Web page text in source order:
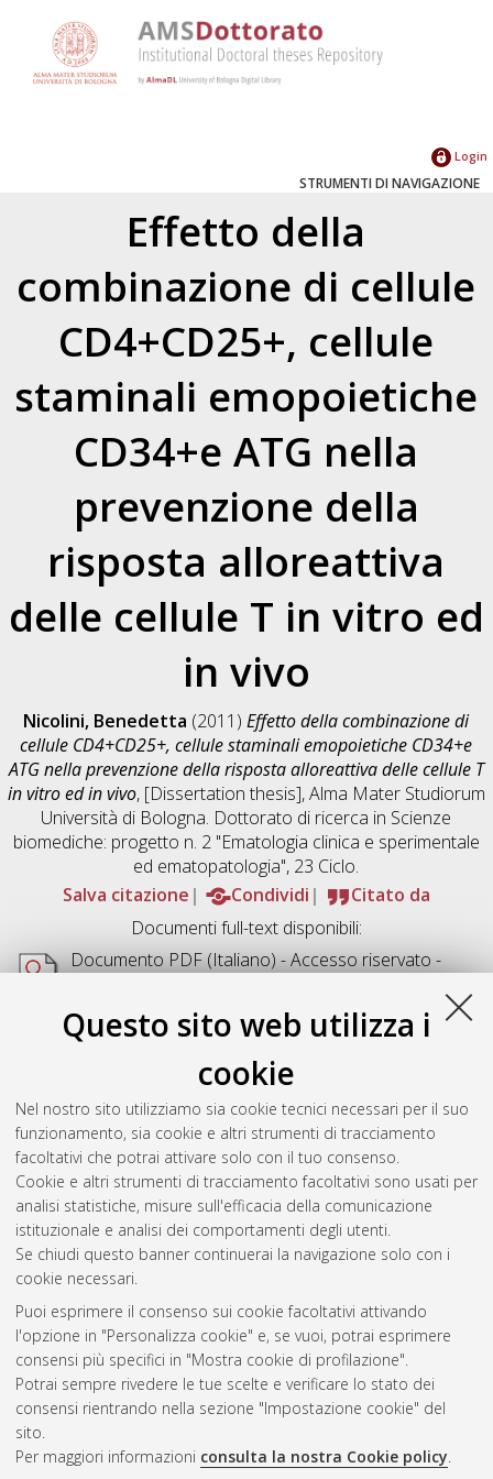
Questo sito web utilizza i
cookie
Nel nostro sito utilizziamo sia cookie tecnici necessari per il suo
funzionamento, sia cookie e altri strumenti di tracciamento
facoltativi che potrai attivare solo con il tuo consenso.
Cookie e altri strumenti di tracciamento facoltativi sono usati per
analisi statistiche, misure sull'efficacia della comunicazione
istituzionale e analisi dei comportamenti degli utenti.
Se chiudi questo banner continuerai la navigazione solo con i
cookie necessari.
Puoi esprimere il consenso sui cookie facoltativi attivando
l'opzione in "Personalizza cookie" e, se vuoi, potrai esprimere
consensi più specifici in "Mostra cookie di profilazione".
Potrai sempre rivedere le tue scelte e verificare lo stato dei
consensi rientrando nella sezione "Impostazione cookie" del
sito.
Per maggiori informazioni consulta la nostra Cookie policy.
Login
STRUMENTI DI NAVIGAZIONE
Effetto della
combinazione di cellule
CD4+CD25+, cellule
staminali emopoietiche
CD34+e ATG nella
prevenzione della
risposta alloreattiva
delle cellule T in vitro ed
in vivo
Nicolini, Benedetta (2011)Effetto della combinazione di
cellule CD4+CD25+, cellule staminali emopoietiche CD34+e
ATG nella prevenzione della risposta alloreattiva delle cellule T
in vitro ed in vivo, [Dissertation thesis], Alma Mater Studiorum
Università di Bologna. Dottorato di ricerca in Scienze
biomediche: progetto n. 2 "Ematologia clinica e sperimentale
ed ematopatologia", 23 Ciclo.
Salva citazione
Condividi
Citato da
Documenti full-text disponibili:
Documento PDF(Italiano) - Accesso riservato -
Acrobat Reader
Download (926kB)
Abstract
Altri metadati
Gestione del documento:
Atom
Rss 1.0
Rss 2.0
ISSN: 2038-7946